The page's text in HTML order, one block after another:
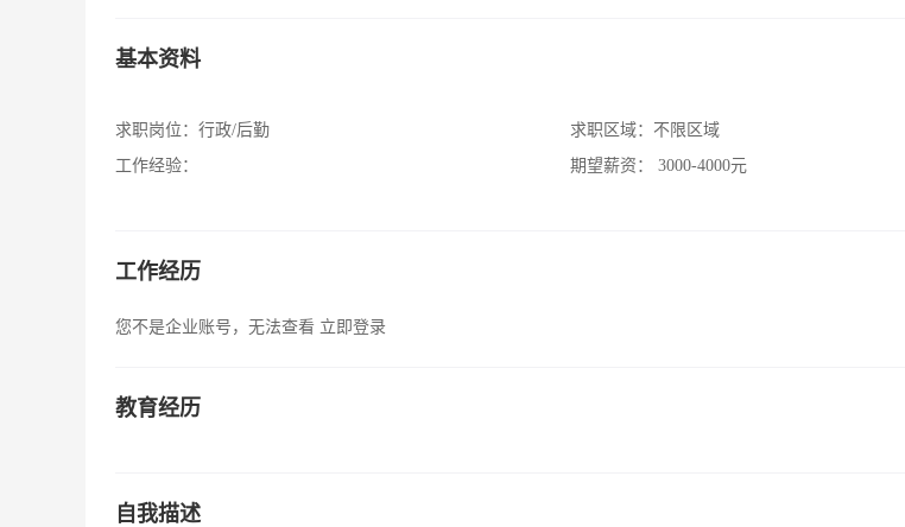
基本资料
求职岗位： 行政/后勤
工作经验：
求职区域： 不限区域
期望薪资：
3000-4000元
工作经历
您不是企业账号，无法查看 立即登录
教育经历
自我描述